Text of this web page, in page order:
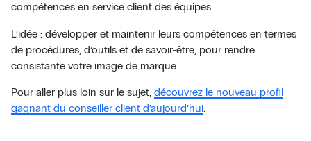
compétences en service client des équipes.
L’idée : développer et maintenir leurs compétences en termes
de procédures, d’outils et de savoir-être, pour rendre
consistante votre image de marque.
Pour aller plus loin sur le sujet, découvrez le nouveau profil
gagnant du conseiller client d’aujourd’hui.